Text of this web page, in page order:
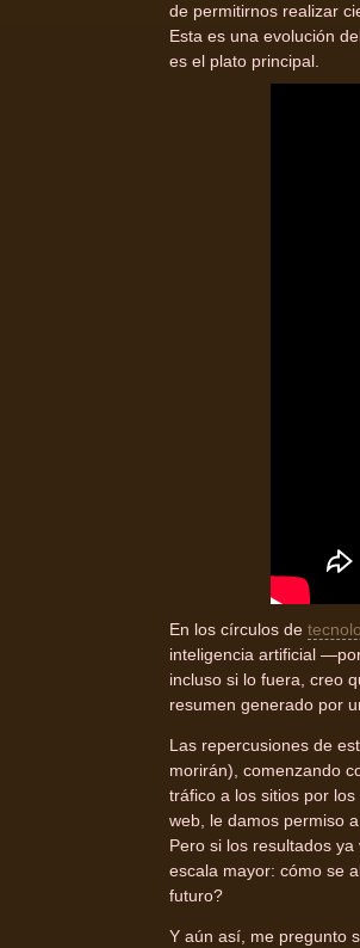
de permitirnos realizar
Esta es una evolución
es el plato principal.
En los círculos de
inteligencia artificial
incluso si lo fuera, creo
resumen generado por
Las repercusiones de
morirán), comenzando
tráfico a los sitios por
web, le damos permiso a
Pero si los resultados
escala mayor: cómo se
futuro?
Y aún así, me pregunto